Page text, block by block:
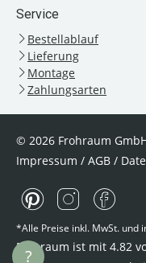
Service
Bestellablauf
Lieferung
Montage
Zahlungsarten
© 2026 Frohraum
Impressum / AGB /
*Alle Preise inkl. MwSt. und
Frohraum ist mit 4.82
?